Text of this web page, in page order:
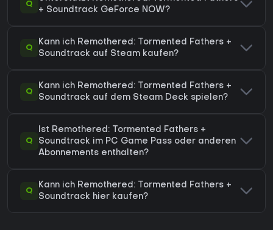
Q
+ Soundtrack GeForce NOW?
Q
Kann ich Remothered: Tormented Fathers +
Soundtrack auf Steam kaufen?
Q
Kann ich Remothered: Tormented Fathers +
Soundtrack auf dem Steam Deck spielen?
Q
Ist Remothered: Tormented Fathers +
Soundtrack im PC Game Pass oder anderen
Abonnements enthalten?
Q
Kann ich Remothered: Tormented Fathers +
Soundtrack hier kaufen?